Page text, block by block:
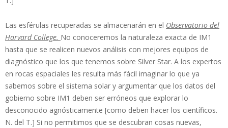
Las esférulas recuperadas se almacenarán en el Observatorio del
Harvard College. No conoceremos la naturaleza exacta de IM1
hasta que se realicen nuevos análisis con mejores equipos de
diagnóstico que los que tenemos sobre Silver Star. A los expertos
en rocas espaciales les resulta más fácil imaginar lo que ya
sabemos sobre el sistema solar y argumentar que los datos del
gobierno sobre IM1 deben ser erróneos que explorar lo
desconocido agnósticamente [como deben hacer los científicos.
N. del T.] Si no permitimos que se descubran cosas nuevas,